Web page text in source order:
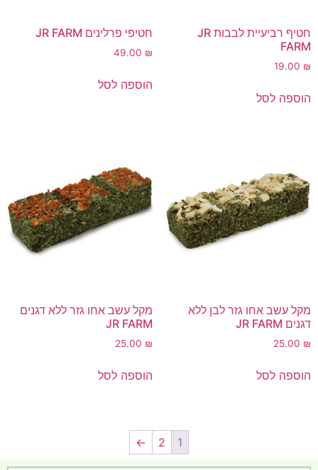
חטיף רביעיית לבבות JR
FARM
19.00 ₪
הוספה לסל
חטיפי פרלינים JR FARM
49.00 ₪
הוספה לסל
מקל עשב אחו גזר לבן ללא
דגנים JR FARM
25.00 ₪
הוספה לסל
מקל עשב אחו גזר ללא דגנים
JR FARM
25.00 ₪
הוספה לסל
1
2
←